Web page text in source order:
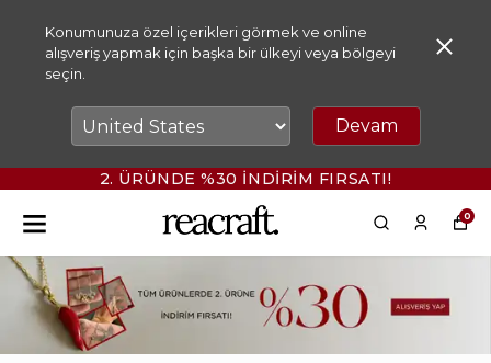
Konumunuza özel içerikleri görmek ve online
alışveriş yapmak için başka bir ülkeyi veya bölgeyi
seçin.
Devam
2. ÜRÜNDE %30 İNDİRİM FIRSATI!
0